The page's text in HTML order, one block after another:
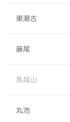
東瀬古
藤尾
馬越山
丸池